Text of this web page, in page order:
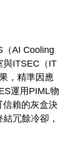
AI Cooling
與ITSEC（IT
，精準因應
運用PIML物
信賴的灰盒決
冗餘冷卻，